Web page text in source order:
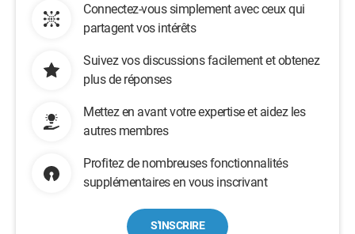
Connectez-vous simplement avec ceux qui
partagent vos intérêts
Suivez vos discussions facilement et obtenez
plus de réponses
Mettez en avant votre expertise et aidez les
autres membres
Profitez de nombreuses fonctionnalités
supplémentaires en vous inscrivant
S'INSCRIRE